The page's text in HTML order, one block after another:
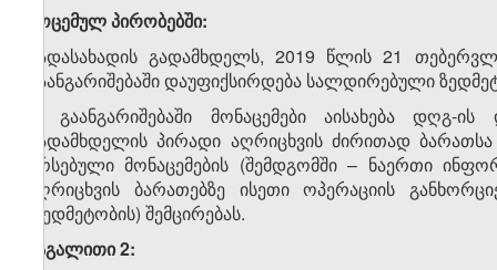
მოცემულ პირობებში:
გადასახადის გადამხდელს, 2019 წლის 21
გაანგარიშებაში დაუფიქსირდება სალდირებული
3. გაანგარიშებაში მონაცემები აისახება დღგ-
გადამხდელის პირადი აღრიცხვის ძირითად
არსებული მონაცემების (შემდგომში – ნაერთი
აღრიცხვის ბარათებზე ისეთი ოპერაციის
(ზედმეტობის) შემცირებას.
მაგალითი 2: